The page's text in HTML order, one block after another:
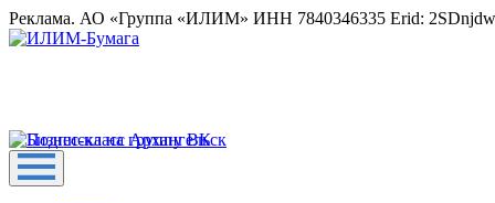
Реклама. АО «Группа «ИЛИМ» ИНН 7840346335 Erid: